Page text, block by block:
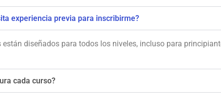
experiencia previa para inscribirme?
están diseñados para todos los niveles, incluso para
cada curso?